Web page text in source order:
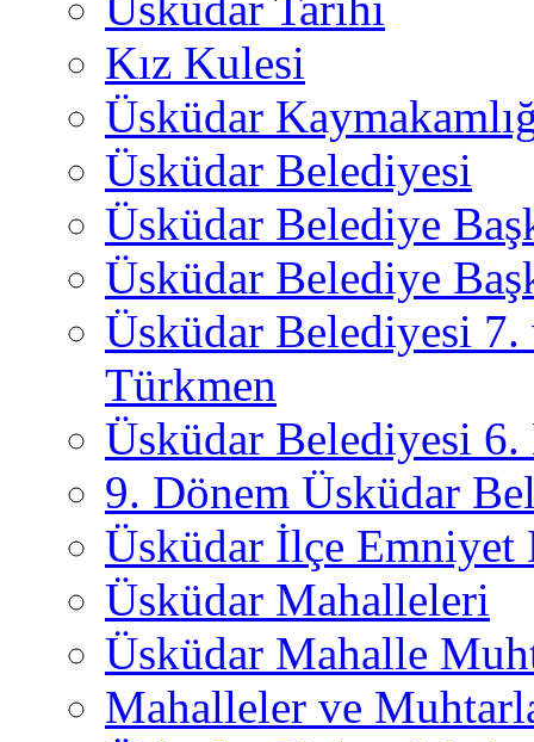
Kız Kulesi
Üsküdar
Üsküdar Belediyesi
Üsküdar Belediye
Üsküdar Belediye
Üsküdar Belediyesi
Türkmen
Üsküdar Belediyesi 6.
9. Dönem Üsküdar
Üsküdar İlçe
Üsküdar Mahalleleri
Üsküdar Mahalle
Mahalleler ve